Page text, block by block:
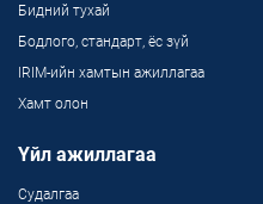
Бидний тухай
Бодлого, стандарт, ёс зүй
IRIM-ийн хамтын ажиллагаа
Хамт олон
Үйл ажиллагаа
Судалгаа